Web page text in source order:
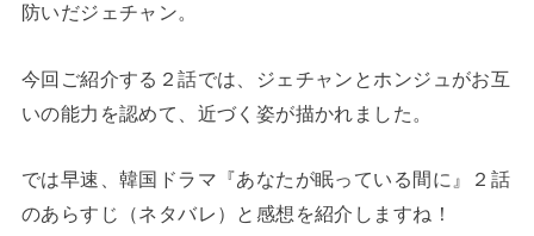
防いだジェチャン。
今回ご紹介する２話では、ジェチャンとホンジュがお互
いの能力を認めて、近づく姿が描かれました。
では早速、韓国ドラマ『あなたが眠っている間に』２話
のあらすじ（ネタバレ）と感想を紹介しますね！